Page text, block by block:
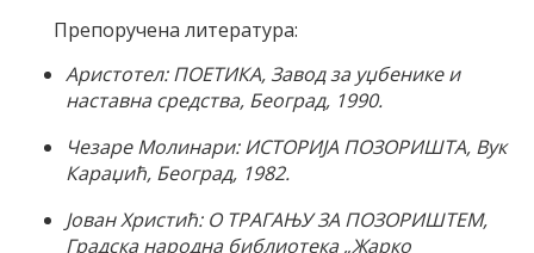
Препоручена литература:
Аристотел: ПОЕТИКА, Завод за уџбенике и
наставна средства, Београд, 1990.
Чезаре Молинари: ИСТОРИЈА ПОЗОРИШТА, Вук
Караџић, Београд, 1982.
Јован Христић: О ТРАГАЊУ ЗА ПОЗОРИШТЕМ,
Градска народна библиотека „Жарко